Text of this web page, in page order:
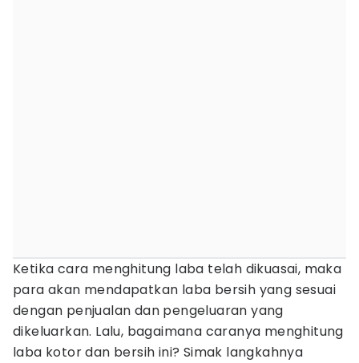
Ketika cara menghitung laba telah dikuasai, maka
para akan mendapatkan laba bersih yang sesuai
dengan penjualan dan pengeluaran yang
dikeluarkan. Lalu, bagaimana caranya menghitung
laba kotor dan bersih ini? Simak langkahnya